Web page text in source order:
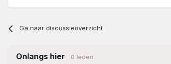
Ga naar discussieoverzicht
Onlangs hier 0 leden